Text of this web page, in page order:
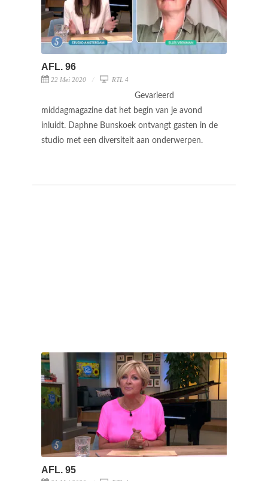
AFL. 96
22 Mei 2020 RTL 4
Gevarieerd
middagmagazine dat het begin van je avond
inluidt. Daphne Bunskoek ontvangt gasten in de
studio met een diversiteit aan onderwerpen.
AFL. 95